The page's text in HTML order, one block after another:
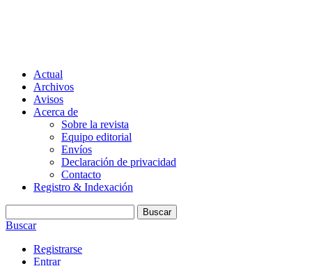
Actual
Archivos
Avisos
Acerca de
Sobre la revista
Equipo editorial
Envíos
Declaración de privacidad
Contacto
Registro & Indexación
Buscar
Buscar
Registrarse
Entrar